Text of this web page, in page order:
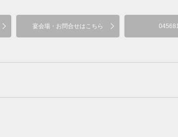
宴会場・お問合せはこちら